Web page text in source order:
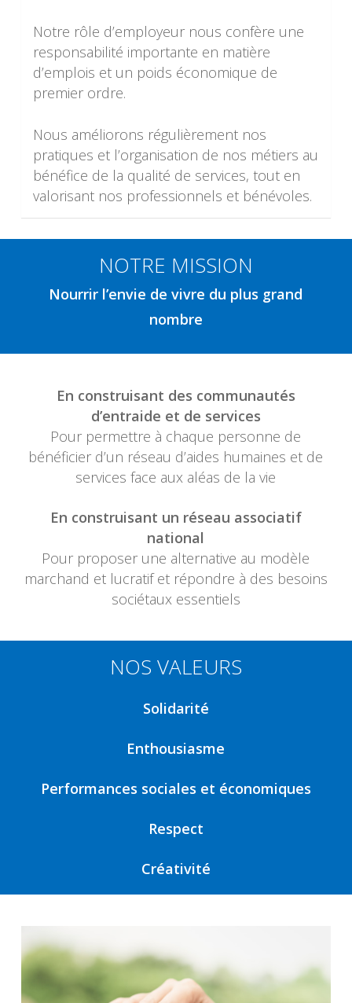
Notre rôle d’employeur nous confère une
responsabilité importante en matière
d’emplois et un poids économique de
premier ordre.
Nous améliorons régulièrement nos
pratiques et l’organisation de nos métiers au
bénéfice de la qualité de services, tout en
valorisant nos professionnels et bénévoles.
NOTRE MISSION
Nourrir l’envie de vivre du plus grand
nombre
En construisant des communautés
d’entraide et de services
Pour permettre à chaque personne de
bénéficier d’un réseau d’aides humaines et de
services face aux aléas de la vie
En construisant un réseau associatif
national
Pour proposer une alternative au modèle
marchand et lucratif et répondre à des besoins
sociétaux essentiels
NOS VALEURS
Solidarité
Enthousiasme
Performances sociales et économiques
Respect
Créativité